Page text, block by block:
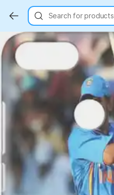
Search for products
Key Highlights